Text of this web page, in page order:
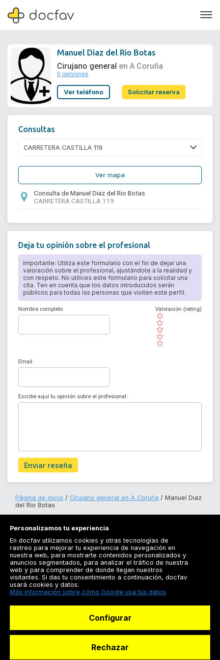
Soporte
Manuel Diaz del Rio Botas
Cirujano general en A Coruña
0 opiniones
Ver teléfono Solicitar reserva
Consultas
Ver mapa
Consulta de Manuel Diaz del Rio Botas
CARRETERA CASTILLA 119
Deja tu opinión sobre el profesional
Importante: Utiliza este formulario con el fin de dejar una
valoración sobre el profesional, ajustándote a la realidad y
con respeto. No utilices este formulario para solicitar una
cita. Ten en cuenta que los datos introducidos serán
públicos para todas las personas que visiten este perfil.
Nombre completo
( )
( )
( )
( )
( )
Valoración (rating)
Email
Escribe aquí tu opinión sobre el profesional:
Enviar reseña
Página de inicio Cirujano general en A Coruña
Manuel Diaz
del Rio Botas
Registrarse
Docfav
Personalizamos tu experiencia
En docfav utilizamos cookies y otras tecnologías de
rastreo para mejorar tu experiencia de navegación en
nuestra web, para mostrarte contenidos personalizados y
anuncios segmentados, para analizar el tráfico de nuestra
web y para comprender de donde llegan nuestros
visitantes. Si das tu consentimiento a continuación, docfav
usará cookies y datos:
Más información sobre cómo Google usa tus datos
Configurar
Rechazar